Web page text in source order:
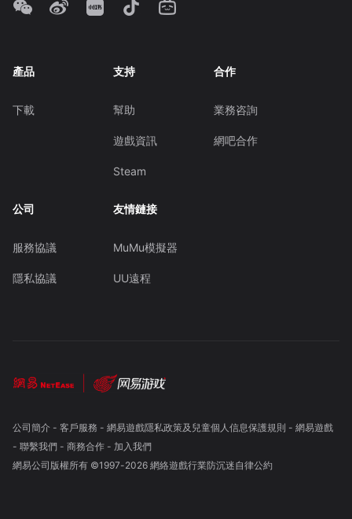
產品
下載
支持
幫助
遊戲資訊
Steam
合作
業務咨詢
網吧合作
公司
服務協議
隱私協議
友情鏈接
MuMu模擬器
UU遠程
公司簡介- 客戶服務 - 網易遊戲隱私政策及兒童個人信息保護規則 - 網易遊戲
- 聯繫我們- 商務合作- 加入我們
網易公司版權所有 ©1997-2026 網絡遊戲行業防沉迷自律公約